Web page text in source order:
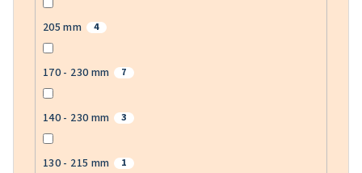
205 mm 4
170 - 230 mm 7
140 - 230 mm 3
130 - 215 mm 1